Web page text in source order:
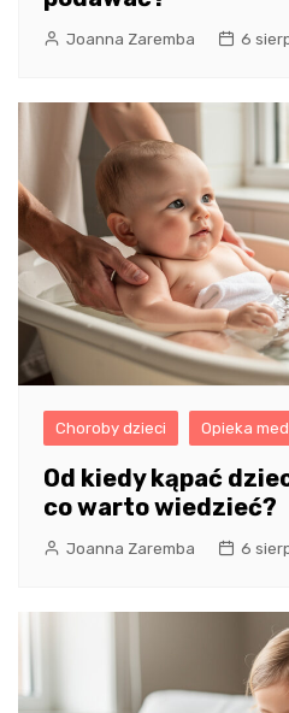
Joanna Zaremba 6
Choroby dzieci Opieka
Od kiedy kąpać
co warto wiedzieć?
Joanna Zaremba 6